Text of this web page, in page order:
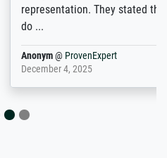
stated they couldn't